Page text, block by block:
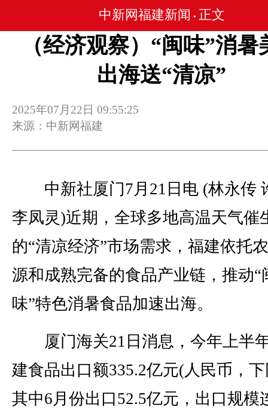
中新网福建新闻 • 正文
（经济观察）“闽味”消暑
出海送“清凉”
2025年07月22日 09:55:25
来源：中新网福建
中新社厦门7月21日电 (林永传
李凤灵)近期，全球多地高温天气催
的“清凉经济”市场需求，福建依托
源和成熟完备的食品产业链，推动“
味”特色消暑食品加速出海。
厦门海关21日消息，今年上半
建食品出口额335.2亿元(人民币，
其中6月份出口52.5亿元，出口规模